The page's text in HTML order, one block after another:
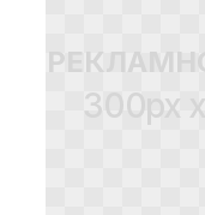
300px